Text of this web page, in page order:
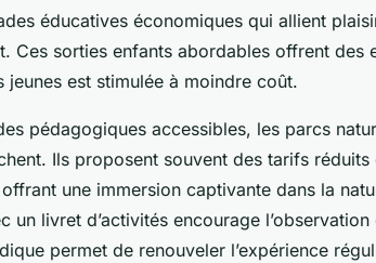
éducatives économiques qui allient
Ces sorties enfants abordables offrent des
jeunes est stimulée à moindre coût.
pédagogiques accessibles, les parcs
Ils proposent souvent des tarifs
une immersion captivante dans la
un livret d’activités encourage
permet de renouveler l’expérience